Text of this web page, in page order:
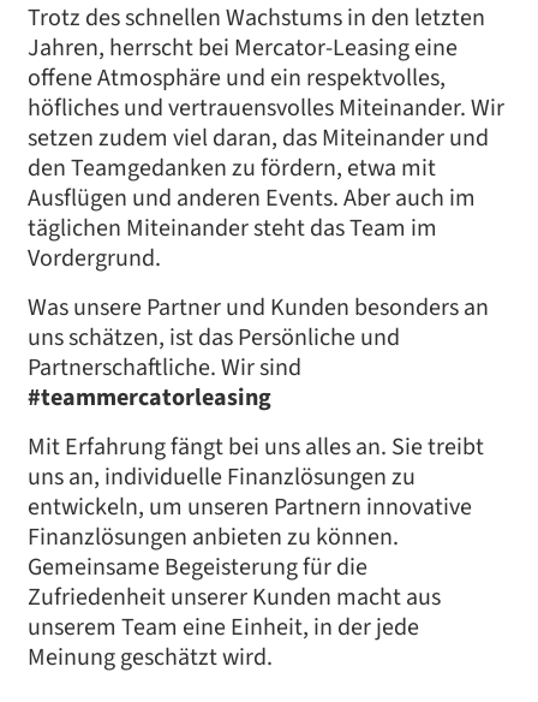
Trotz des schnellen Wachstums in den letzten
Jahren, herrscht bei Mercator-Leasing eine
offene Atmosphäre und ein respektvolles,
höfliches und vertrauensvolles Miteinander. Wir
setzen zudem viel daran, das Miteinander und
den Teamgedanken zu fördern, etwa mit
Ausflügen und anderen Events. Aber auch im
täglichen Miteinander steht das Team im
Vordergrund.
Was unsere Partner und Kunden besonders an
uns schätzen, ist das Persönliche und
Partnerschaftliche. Wir sind
#teammercatorleasing
Mit Erfahrung fängt bei uns alles an. Sie treibt
uns an, individuelle Finanzlösungen zu
entwickeln, um unseren Partnern innovative
Finanzlösungen anbieten zu können.
Gemeinsame Begeisterung für die
Zufriedenheit unserer Kunden macht aus
unserem Team eine Einheit, in der jede
Meinung geschätzt wird.